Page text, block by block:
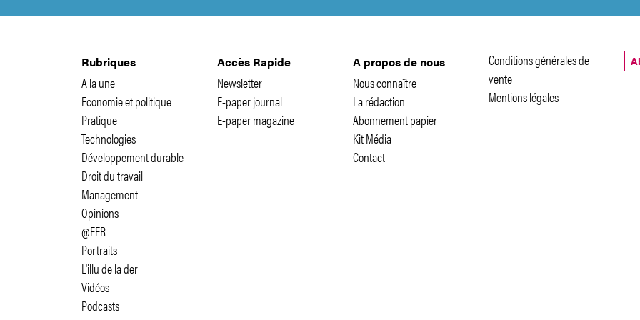
Rubriques
A la une
Economie et politique
Pratique
Technologies
Développement durable
Droit du travail
Management
Opinions
@FER
Portraits
L'illu de la der
Vidéos
Podcasts
Accès Rapide
Newsletter
E-paper journal
E-paper magazine
A propos de nous
Nous connaître
La rédaction
Abonnement papier
Kit Média
Contact
Conditions générales de
vente
Mentions légales